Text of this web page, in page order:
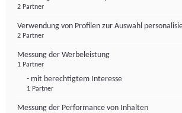
2 Partner
Verwendung von Profilen zur Auswahl
2 Partner
Messung der Werbeleistung
1 Partner
- mit berechtigtem Interesse
1 Partner
Messung der Performance von Inhalten